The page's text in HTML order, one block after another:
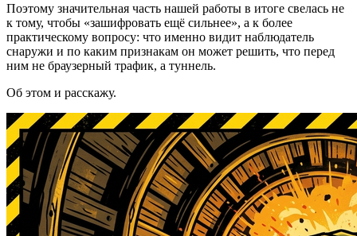
Поэтому значительная часть нашей работы в итоге свелась не
к тому, чтобы «зашифровать ещё сильнее», а к более
практическому вопросу: что именно видит наблюдатель
снаружи и по каким признакам он может решить, что перед
ним не браузерный трафик, а туннель.
Об этом и расскажу.